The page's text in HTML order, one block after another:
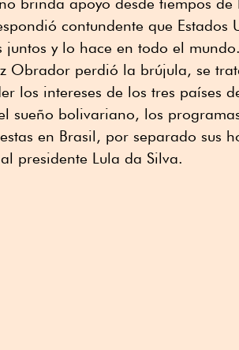
contundente que Estados
juntos y lo hace en todo el mundo.
Obrador perdió la brújula, se
los intereses de los tres países
sueño bolivariano, los
en Brasil, por separado sus
presidente Lula da Silva.